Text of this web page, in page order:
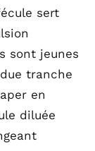
sert
sont jeunes
tranche
en
diluée